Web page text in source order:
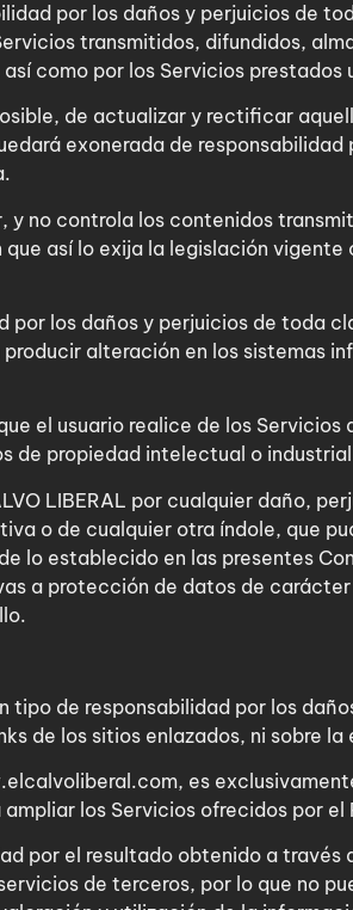
por los daños y perjuicios de
transmitidos, difundidos,
como por los Servicios
de actualizar y rectificar
exonerada de
no controla los contenidos
así lo exija la legislación
por los daños y perjuicios de toda
alteración en los sistemas
el usuario realice de los
de propiedad intelectual o
LIBERAL por cualquier daño,
o de cualquier otra índole, que
lo establecido en las presentes
a protección de datos de
tipo de responsabilidad por los
de los sitios enlazados, ni sobre
es
los Servicios ofrecidos por el
por el resultado obtenido a
de terceros, por lo que no